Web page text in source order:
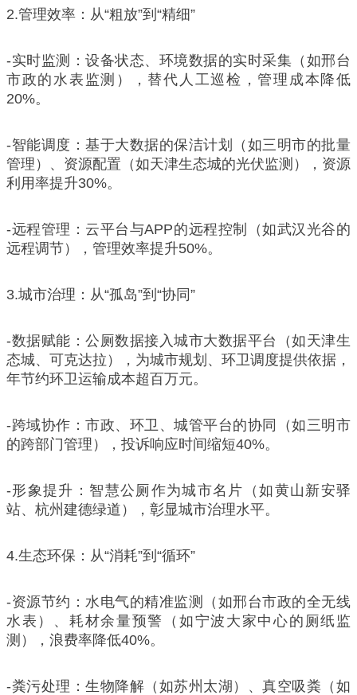
2.管理效率：从“粗放”到“精细”
-实时监测：设备状态、环境数据的实时采集（如邢台
市政的水表监测），替代人工巡检，管理成本降低
20%。
-智能调度：基于大数据的保洁计划（如三明市的批量
管理）、资源配置（如天津生态城的光伏监测），资源
利用率提升30%。
-远程管理：云平台与APP的远程控制（如武汉光谷的
远程调节），管理效率提升50%。
3.城市治理：从“孤岛”到“协同”
-数据赋能：公厕数据接入城市大数据平台（如天津生
态城、可克达拉），为城市规划、环卫调度提供依据，
年节约环卫运输成本超百万元。
-跨域协作：市政、环卫、城管平台的协同（如三明市
的跨部门管理），投诉响应时间缩短40%。
-形象提升：智慧公厕作为城市名片（如黄山新安驿
站、杭州建德绿道），彰显城市治理水平。
4.生态环保：从“消耗”到“循环”
-资源节约：水电气的精准监测（如邢台市政的全无线
水表）、耗材余量预警（如宁波大家中心的厕纸监
测），浪费率降低40%。
-粪污处理：生物降解（如苏州太湖）、真空吸粪（如